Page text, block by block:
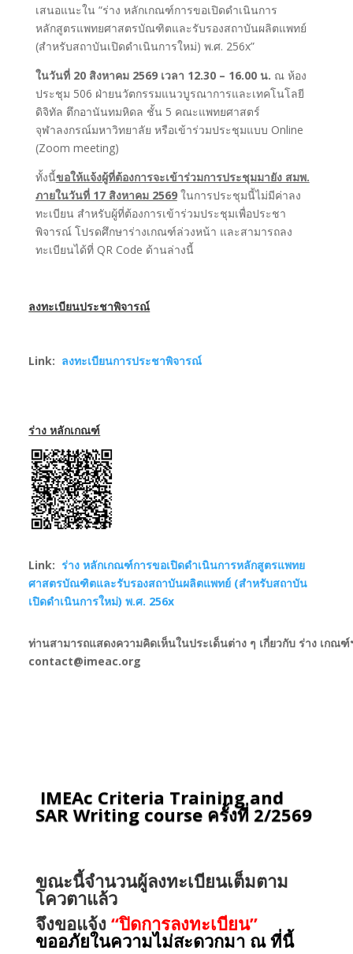
เสนอแนะใน “ร่าง หลักเกณฑ์การขอเปิดดำเนินการ
หลักสูตรแพทยศาสตรบัณฑิตและรับรองสถาบันผลิตแพทย์
(สำหรับสถาบันเปิดดำเนินการใหม่) พ.ศ. 256x”
ในวันที่ 20 สิงหาคม 2569เวลา 12.30 – 16.00 น. ณ ห้อง
ประชุม 506 ฝ่ายนวัตกรรมแนวบูรณาการและเทคโนโลยี
ดิจิทัล ตึกอานันทมหิดล ชั้น 5 คณะแพทยศาสตร์
จุฬาลงกรณ์มหาวิทยาลัย หรือเข้าร่วมประชุมแบบ Online
(Zoom meeting)
ทั้งนี้ขอให้แจ้งผู้ที่ต้องการจะเข้าร่วมการประชุมมายัง สมพ.
ภายในวันที่ 17 สิงหาคม 2569ในการประชุมนี้ไม่มีค่าลง
ทะเบียน สำหรับผู้ที่ต้องการเข้าร่วมประชุมเพื่อประชา
พิจารณ์ โปรดศึกษาร่างเกณฑ์ล่วงหน้า และสามารถลง
ทะเบียนได้ที่ QR Code ด้านล่างนี้
ลงทะเบียนประชาพิจารณ์
Link: ลงทะเบียนการประชาพิจารณ์
ร่าง หลักเกณฑ์
Link:ร่าง หลักเกณฑ์การขอเปิดดำเนินการหลักสูตรแพทย
ศาสตรบัณฑิตและรับรองสถาบันผลิตแพทย์ (สำหรับสถาบัน
เปิดดำเนินการใหม่) พ.ศ. 256x
ท่านสามารถแสดงความคิดเห็นในประเด็นต่าง ๆ เกี่ยวกับ ร่าง เกณ
contact@imeac.org
IMEAc Criteria Training and
SAR Writing course ครั้งที่ 2/2569
ขณะนี้จำนวนผู้ลงทะเบียนเต็มตาม
โควตาแล้ว
จึงขอแจ้ง “ปิดการลงทะเบียน”
ขออภัยในความไม่สะดวกมา ณ ที่นี้